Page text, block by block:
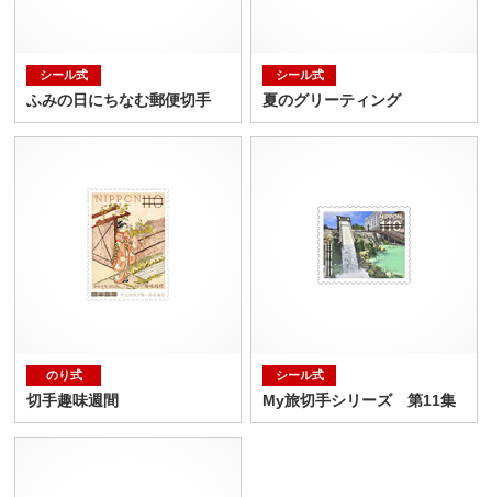
シール式
ふみの日にちなむ郵便切手
シール式
夏のグリーティング
のり式
切手趣味週間
シール式
My旅切手シリーズ 第11集